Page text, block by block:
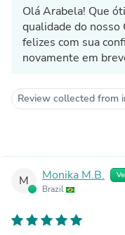
Olá Arabela! Que
qualidade do nosso
felizes com sua
novamente em
Review collected from
M Monika M.B.
Brazil